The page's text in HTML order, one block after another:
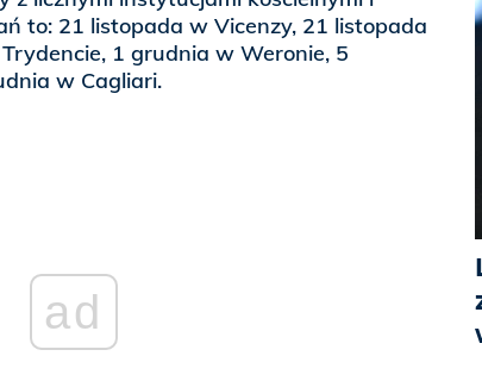
to: 21 listopada w Vicenzy, 21 listopada
1 grudnia w Weronie, 5
w Cagliari.
ad